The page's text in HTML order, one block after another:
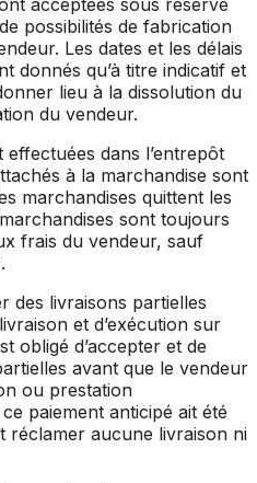
acceptées sous réserve
possibilités de fabrication
Les dates et les délais
donnés qu’à titre indicatif et
lieu à la dissolution du
du vendeur.
dans l’entrepôt
à la marchandise sont
marchandises quittent les
sont toujours
frais du vendeur, sauf
des livraisons partielles
et d’exécution sur
obligé d’accepter et de
avant que le vendeur
ou prestation
paiement anticipé ait été
réclamer aucune livraison ni